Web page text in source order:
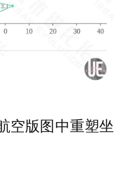
空版图中重塑坐